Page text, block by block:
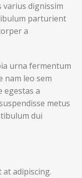
dignissim
parturient
a
urna fermentum
nam leo sem
egestas a
metus
dui
adipiscing.